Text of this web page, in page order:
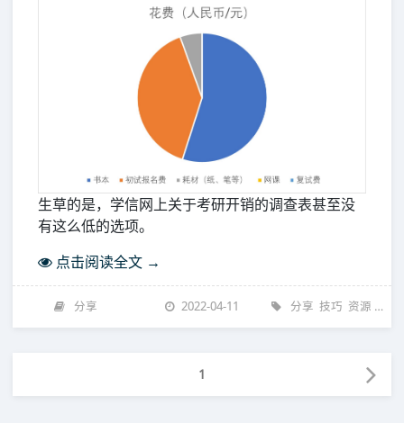
生草的是，学信网上关于考研开销的调查表甚至没
有这么低的选项。
点击阅读全文 →
分享 2022-04-11 分享 技巧 资源 资源
1